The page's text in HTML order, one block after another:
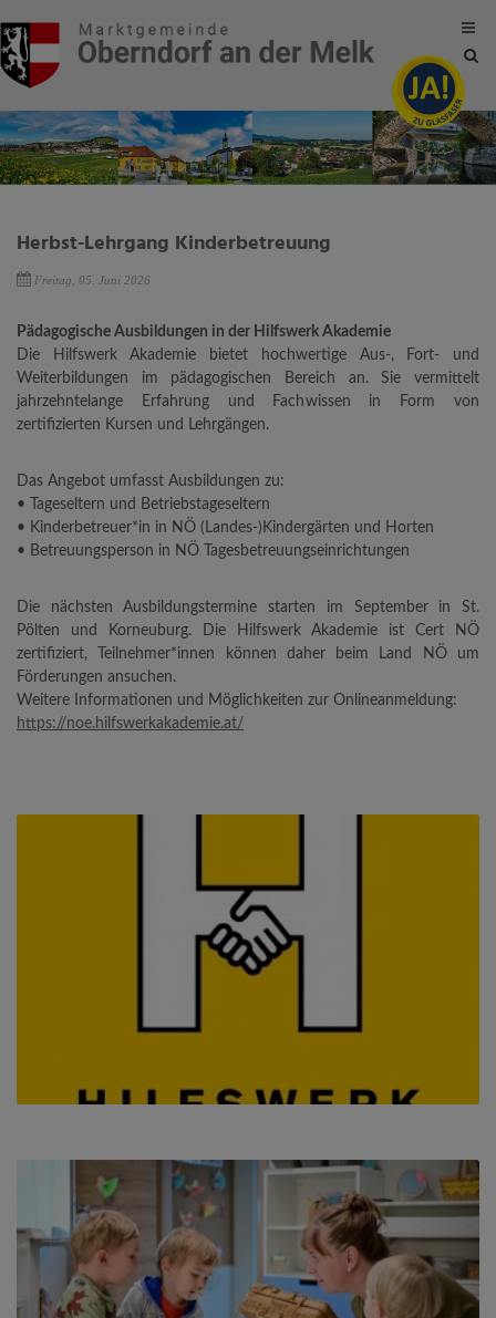
Site
Herbst-Lehrgang Kinderbetreuung
Freitag, 05. Juni 2026
Pädagogische Ausbildungen in der Hilfswerk Akademie
Die Hilfswerk Akademie bietet hochwertige Aus-, Fort- und
Weiterbildungen im pädagogischen Bereich an. Sie vermittelt
jahrzehntelange Erfahrung und Fachwissen in Form von
zertifizierten Kursen und Lehrgängen.
Das Angebot umfasst Ausbildungen zu:
• Tageseltern und Betriebstageseltern
• Kinderbetreuer*in in NÖ (Landes-)Kindergärten und Horten
• Betreuungsperson in NÖ Tagesbetreuungseinrichtungen
Die nächsten Ausbildungstermine starten im September in St.
Pölten und Korneuburg. Die Hilfswerk Akademie ist Cert NÖ
zertifiziert, Teilnehmer*innen können daher beim Land NÖ um
Förderungen ansuchen.
Weitere Informationen und Möglichkeiten zur Onlineanmeldung:
https://noe.hilfswerkakademie.at/